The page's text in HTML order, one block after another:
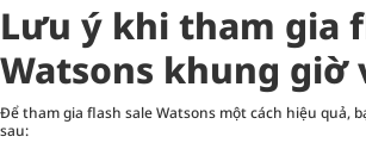
Lưu ý khi tham gia
Watsons khung giờ
Để tham gia flash sale Watsons một cách hiệu quả,
sau: